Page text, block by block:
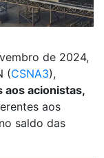
de 2024,
(CSNA3),
aos acionistas,
aos
saldo das